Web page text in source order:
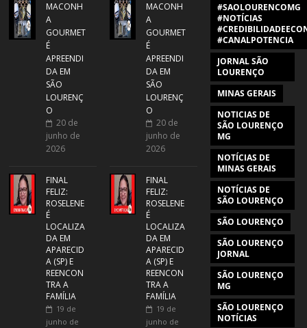
MACONH
A
GOURMET
É
APREENDI
DA EM
SÃO
LOURENÇ
O
20 de
junho de
2026
FINAL
FELIZ:
ROSELENE
É
LOCALIZA
DA EM
APARECID
A (SP) E
REENCON
TRA A
FAMÍLIA
19 de
junho de
MACONH
A
GOURMET
É
APREENDI
DA EM
SÃO
LOURENÇ
O
20 de
junho de
2026
FINAL
FELIZ:
ROSELENE
É
LOCALIZA
DA EM
APARECID
A (SP) E
REENCON
TRA A
FAMÍLIA
19 de
junho de
#SAOLOURENCOMG
#NOTÍCIAS
#CANALPOTENCIA
JORNAL SÃO
LOURENÇO
MINAS GERAIS
NOTICIAS DE
SÃO LOURENÇO
MG
NOTÍCIAS DE
MINAS GERAIS
NOTÍCIAS DE
SÃO LOURENÇO
SÃO LOURENÇO
SÃO LOURENÇO
JORNAL
SÃO LOURENÇO
MG
SÃO LOURENÇO
NOTÍCIAS